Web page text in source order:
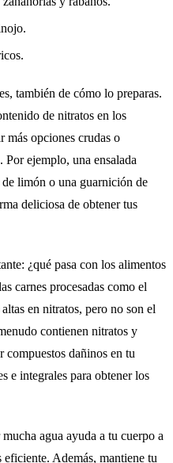
también de cómo lo preparas.
de nitratos en los
más opciones crudas o
Por ejemplo, una ensalada
limón o una guarnición de
deliciosa de obtener tus
¿qué pasa con los alimentos
carnes procesadas como el
en nitratos, pero no son el
contienen nitratos y
compuestos dañinos en tu
e integrales para obtener los
agua ayuda a tu cuerpo a
eficiente. Además, mantiene tu